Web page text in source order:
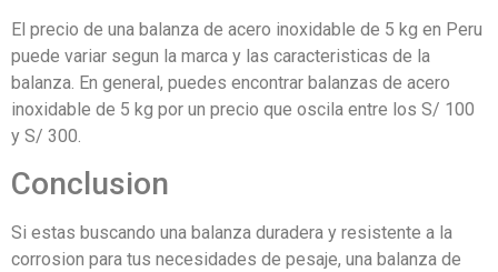
El precio de una balanza de acero inoxidable de 5 kg en Peru
puede variar segun la marca y las caracteristicas de la
balanza. En general, puedes encontrar balanzas de acero
inoxidable de 5 kg por un precio que oscila entre los S/ 100
y S/ 300.
Conclusion
Si estas buscando una balanza duradera y resistente a la
corrosion para tus necesidades de pesaje, una balanza de